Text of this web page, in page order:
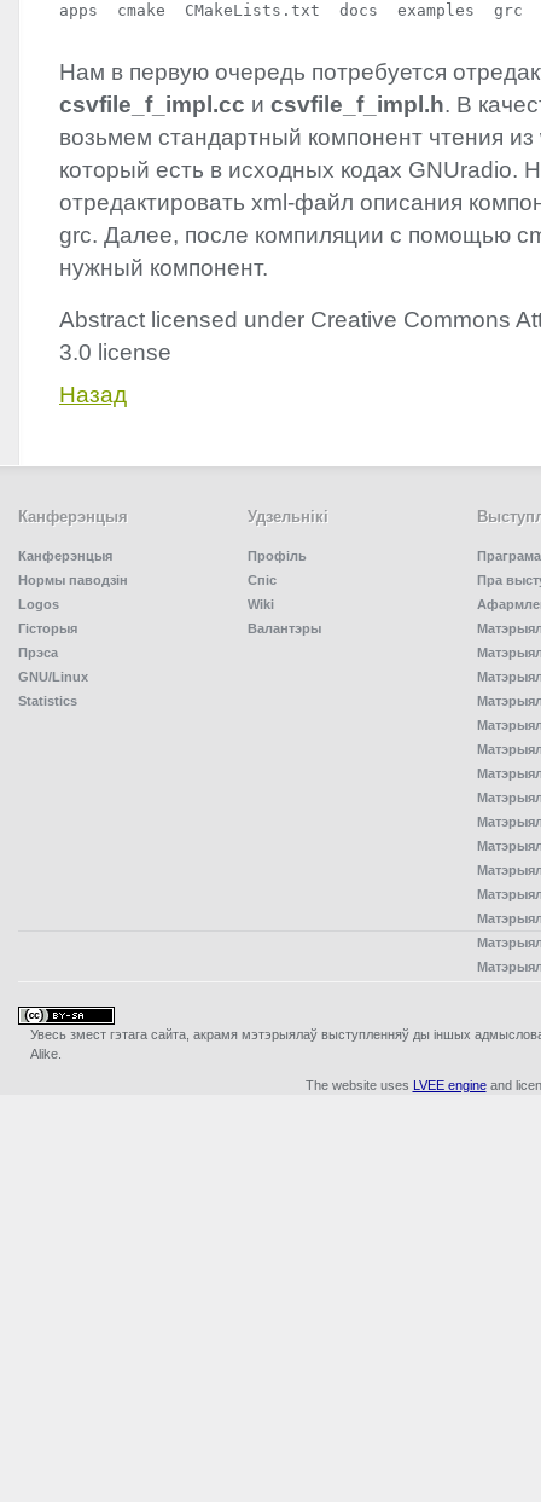
apps  cmake  CMakeLists.txt  docs  examples
Нам в первую очередь потребуется
сsvfile_f_impl.cc и csvfile_f_impl.h. В
возьмем стандартный компонент чтения
который есть в исходных кодах GNUradio.
отредактировать xml-файл описания
grc. Далее, после компиляции с помощью
нужный компонент.
Abstract licensed under Creative Commons
3.0 license
Назад
Канферэнцыя
Канферэнцыя
Нормы паводзін
Logos
Гісторыя
Прэса
GNU/Linux
Statistics
Удзельнiкi
Профіль
Спiс
Wiki
Валантэры
Праграма
Пра
Увесь змест гэтага сайта, акрамя мэтэрыялаў выступленняў ды iншых
Alike.
The website uses LVEE engineand